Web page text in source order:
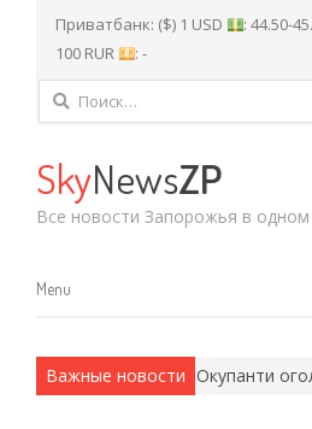
Приватбанк: ($) 1 USD : 44.50-
100 RUR
: -
Найти:
SkyNewsZP
Все новости Запорожья в одном
Menu
Menu
Важные новости
методы. Окупанти